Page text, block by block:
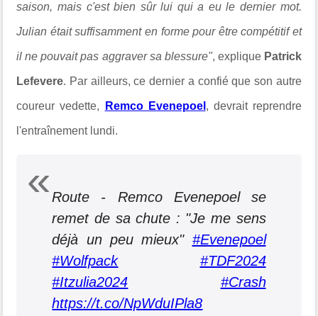
saison, mais c'est bien sûr lui qui a eu le dernier mot.
Julian était suffisamment en forme pour être compétitif et
il ne pouvait pas aggraver sa blessure", explique Patrick
Lefevere. Par ailleurs, ce dernier a confié que son autre
coureur vedette, Remco Evenepoel , devrait reprendre
l'entraînement lundi.
Route - Remco Evenepoel se
remet de sa chute : "Je me sens
déjà un peu mieux" #Evenepoel
#Wolfpack
#TDF2024
#Itzulia2024
#Crash
https://t.co/NpWduIPla8